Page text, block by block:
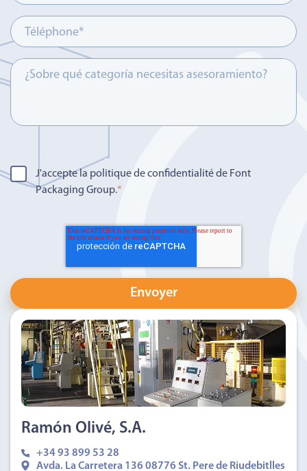
J'accepte la politique de confidentialité de Font
Packaging Group.*
Ramón Olivé, S.A.
+34 93 899 53 28
Avda. La Carretera 136 08776 St. Pere de Riudebitlles